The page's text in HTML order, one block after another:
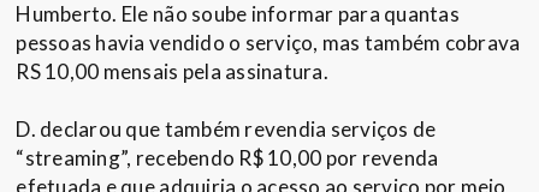
Humberto. Ele não soube informar para quantas
pessoas havia vendido o serviço, mas também cobrava
RS 10,00 mensais pela assinatura.
D. declarou que também revendia serviços de
“streaming”, recebendo R$ 10,00 por revenda
efetuada e que adquiria o acesso ao serviço por meio